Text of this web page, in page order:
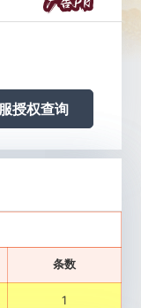
授权查询
条数
1